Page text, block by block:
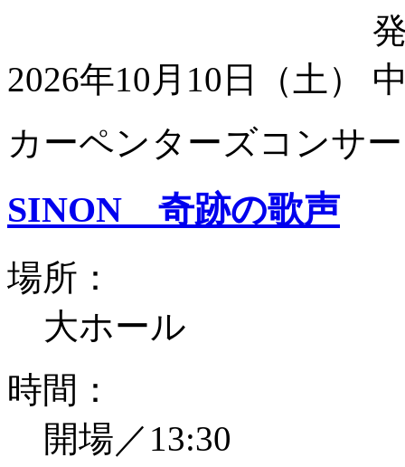
2026年10月10日（土）
カーペンターズコンサ
SINON 奇跡の歌声
場所：
大ホール
時間：
開場／13:30